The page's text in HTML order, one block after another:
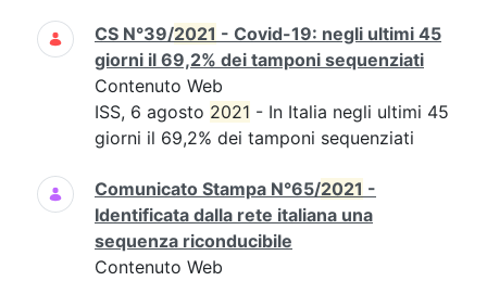
CS N°39/2021 - Covid-19: negli ultimi 45
giorni il 69,2% dei tamponi sequenziati
Contenuto Web
ISS, 6 agosto 2021 - In Italia negli ultimi 45
giorni il 69,2% dei tamponi sequenziati
Comunicato Stampa N°65/2021 -
Identificata dalla rete italiana una
sequenza riconducibile
Contenuto Web